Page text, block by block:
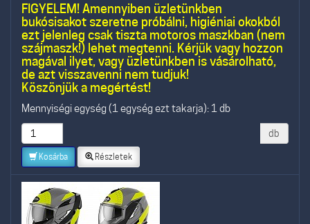
FIGYELEM! Amennyiben üzletünkben
bukósisakot szeretne próbálni, higiéniai okokból
ezt jelenleg csak tiszta motoros maszkban (nem
szájmaszk!) lehet megtenni. Kérjük vagy hozzon
magával ilyet, vagy üzletünkben is vásárolható,
de azt visszavenni nem tudjuk!
Köszönjük a megértést!
Mennyiségi egység (1 egység ezt takarja): 1 db
db
Kosárba Részletek